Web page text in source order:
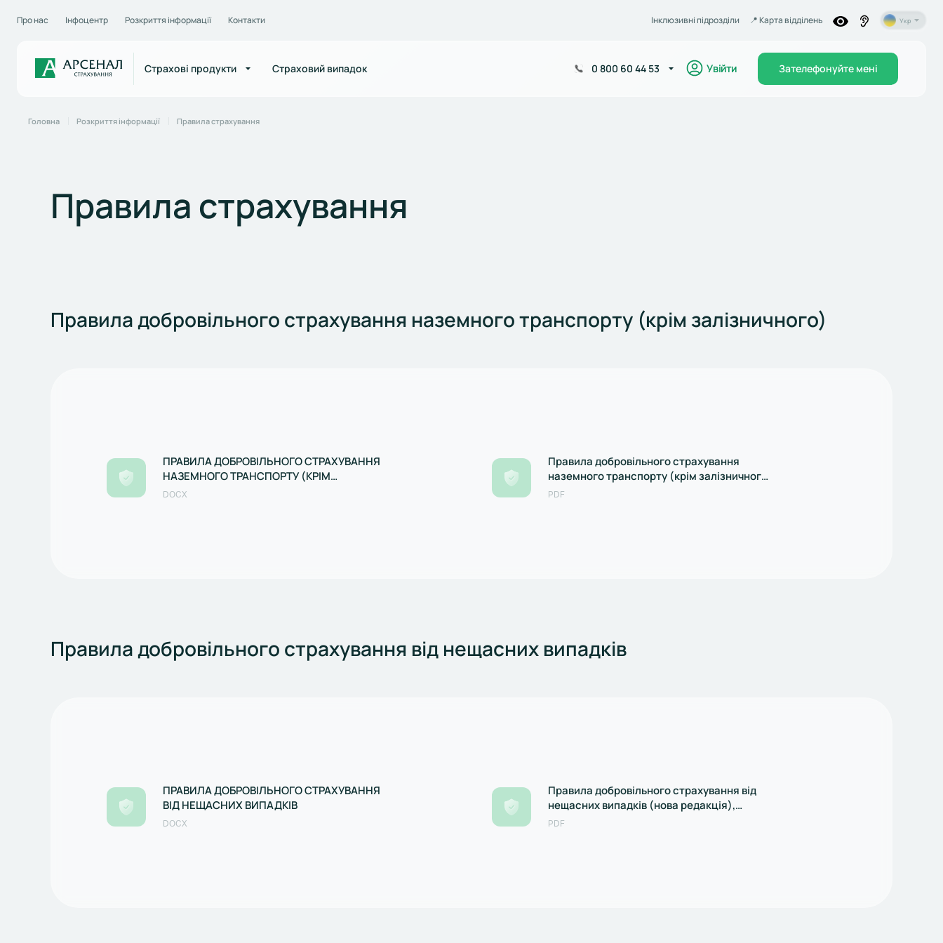
Про нас Інфоцентр Розкриття інформації Контакти Інклюзивні підрозділи 📍️ Карта відділень Укр
Страхові продукти Страховий випадок 0 800 60 44 53 Увійти Зателефонуйте мені
Головна Розкриття інформації Правила страхування
Правила страхування
Правила добровільного страхування наземного транспорту (крім залізничного)
ПРАВИЛА ДОБРОВІЛЬНОГО СТРАХУВАННЯ
НАЗЕМНОГО ТРАНСПОРТУ (КРІМ
ЗАЛІЗНИЧНОГО)
DOCX
Правила добровільного страхування
наземного транспорту (крім залізничного)
(нова редакція), зареєстровані
PDF
Правила добровільного страхування від нещасних випадків
ПРАВИЛА ДОБРОВІЛЬНОГО СТРАХУВАННЯ
ВІД НЕЩАСНИХ ВИПАДКІВ
DOCX
Правила добровільного страхування від
нещасних випадків (нова редакція),
зареєстровані Нацкомфінпослуг
PDF